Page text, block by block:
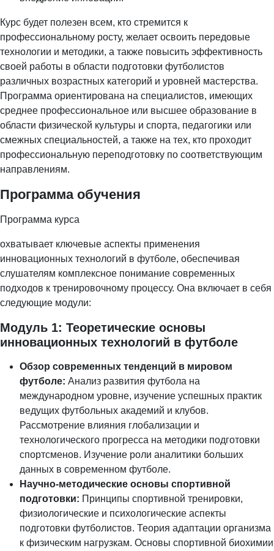
Курс будет полезен всем, кто стремится к
профессиональному росту, желает освоить передовые
технологии и методики, а также повысить эффективность
своей работы в области подготовки футболистов
различных возрастных категорий и уровней мастерства.
Программа ориентирована на специалистов, имеющих
среднее профессиональное или высшее образование в
области физической культуры и спорта, педагогики или
смежных специальностей, а также на тех, кто проходит
профессиональную переподготовку по соответствующим
направлениям.
Программа обучения
Программа курса
охватывает ключевые аспекты применения
инновационных технологий в футболе, обеспечивая
слушателям комплексное понимание современных
подходов к тренировочному процессу. Она включает в себя
следующие модули:
Модуль 1: Теоретические основы
инновационных технологий в футболе
Обзор современных тенденций в мировом
футболе: Анализ развития футбола на
международном уровне, изучение успешных практик
ведущих футбольных академий и клубов.
Рассмотрение влияния глобализации и
технологического прогресса на методики подготовки
спортсменов. Изучение роли аналитики больших
данных в современном футболе.
Научно-методические основы спортивной
подготовки: Принципы спортивной тренировки,
физиологические и психологические аспекты
подготовки футболистов. Теория адаптации организма
к физическим нагрузкам. Основы спортивной биохимии